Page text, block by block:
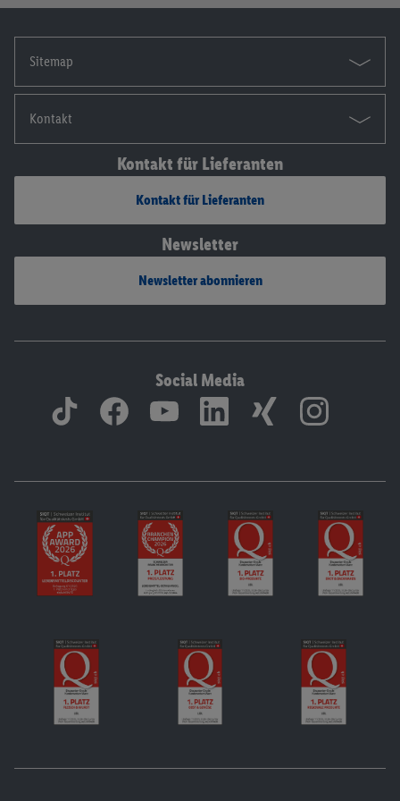
Sitemap
Kontakt
Kontakt für Lieferanten
Kontakt für Lieferanten
Newsletter
Newsletter abonnieren
Social Media